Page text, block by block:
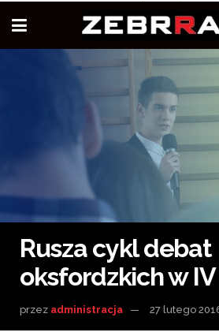
Rusza cykl debat
oksfordzkich w IV
przez administracja 27 lutego